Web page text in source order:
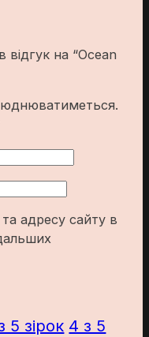
на “Ocean
адресу сайту в
5 зірок 4 з 5